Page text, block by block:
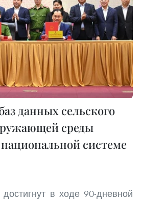
данных сельского
среды
системе
в ходе 90-дневной